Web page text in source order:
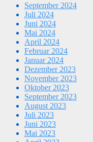
September 2024
Juli 2024
Juni 2024
Mai 2024
April 2024
Februar 2024
Januar 2024
Dezember 2023
November 2023
Oktober 2023
September 2023
August 2023
Juli 2023
Juni 2023
Mai 2023